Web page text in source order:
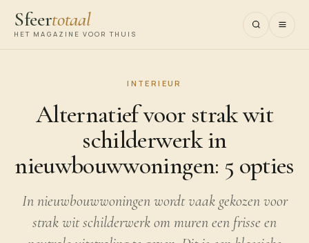
Sfeertotaal
HET MAGAZINE VOOR THUIS
INTERIEUR
Alternatief voor strak wit
schilderwerk in
nieuwbouwwoningen: 5 opties
In nieuwbouwwoningen wordt vaak gekozen voor
strak wit schilderwerk om muren een frisse en